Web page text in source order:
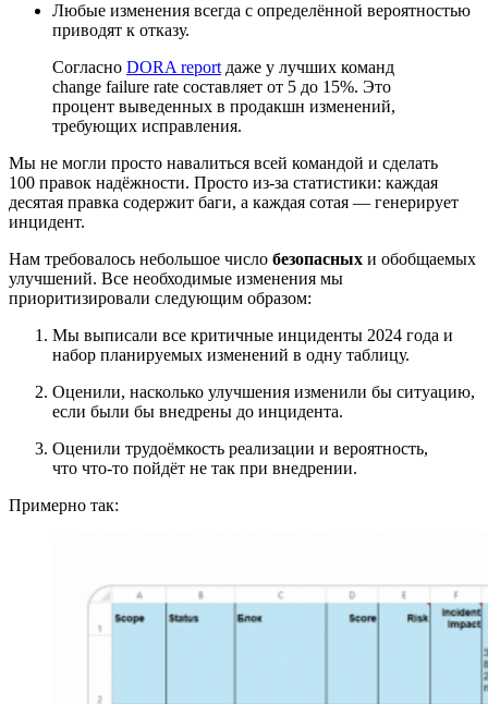
Любые изменения всегда с определённой вероятностью
приводят к отказу.
Согласно DORA report даже у лучших команд
change failure rate составляет от 5 до 15%. Это
процент выведенных в продакшн изменений,
требующих исправления.
Мы не могли просто навалиться всей командой и сделать
100 правок надёжности. Просто из‑за статистики: каждая
десятая правка содержит баги, а каждая сотая — генерирует
инцидент.
Нам требовалось небольшое число безопасных и обобщаемых
улучшений. Все необходимые изменения мы
приоритизировали следующим образом:
Мы выписали все критичные инциденты 2024 года и
набор планируемых изменений в одну таблицу.
Оценили, насколько улучшения изменили бы ситуацию,
если были бы внедрены до инцидента.
Оценили трудоёмкость реализации и вероятность,
что что‑то пойдёт не так при внедрении.
Примерно так: